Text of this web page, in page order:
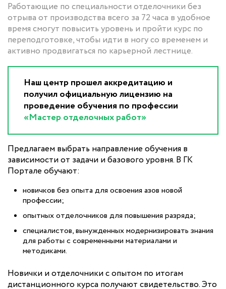
Работающие по специальности отделочники без
отрыва от производства всего за 72 часа в удобное
время смогут повысить уровень и пройти курс по
переподготовке, чтобы идти в ногу со временем и
активно продвигаться по карьерной лестнице.
Наш центр прошел аккредитацию и
получил официальную лицензию на
проведение обучения по профессии
«Мастер отделочных работ»
Предлагаем выбрать направление обучения в
зависимости от задачи и базового уровня. В ГК
Портале обучают:
новичков без опыта для освоения азов новой
профессии;
опытных отделочников для повышения разряда;
специалистов, вынужденных модернизировать знания
для работы с современными материалами и
методиками.
Новички и отделочники с опытом по итогам
дистанционного курса получают свидетельство. Это